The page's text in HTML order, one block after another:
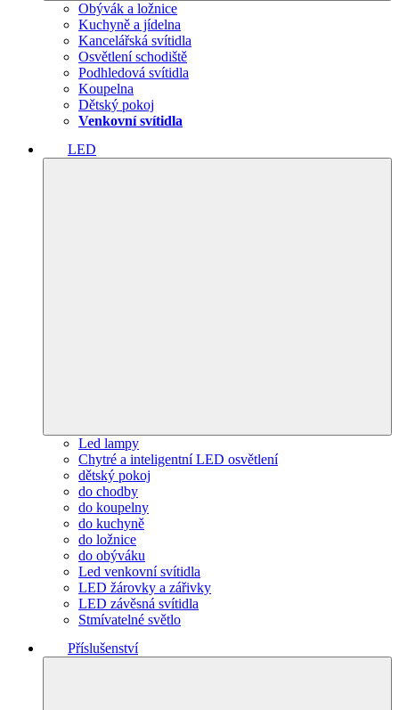
Obývák a ložnice
Kuchyně a jídelna
Kancelářská svítidla
Osvětlení schodiště
Podhledová svítidla
Koupelna
Dětský pokoj
Venkovní svítidla
LED
Led lampy
Chytré a inteligentní LED osvětlení
dětský pokoj
do chodby
do koupelny
do kuchyně
do ložnice
do obýváku
Led venkovní svítidla
LED žárovky a zářivky
LED závěsná svítidla
Stmívatelné světlo
Příslušenství